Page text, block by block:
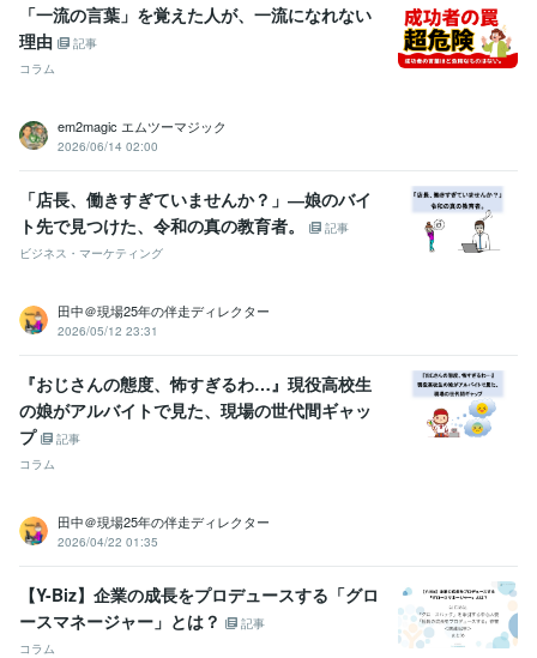
「一流の言葉」を覚えた人が、一流になれない
理由
記事
コラム
em2magic エムツーマジック
2026/06/14 02:00
「店長、働きすぎていませんか？」―娘のバイ
ト先で見つけた、令和の真の教育者。
記事
ビジネス・マーケティング
田中＠現場25年の伴走ディレクター
2026/05/12 23:31
『おじさんの態度、怖すぎるわ…』現役高校生
の娘がアルバイトで見た、現場の世代間ギャッ
プ
記事
コラム
田中＠現場25年の伴走ディレクター
2026/04/22 01:35
【Y-Biz】企業の成長をプロデュースする「グロ
ースマネージャー」とは？
記事
コラム